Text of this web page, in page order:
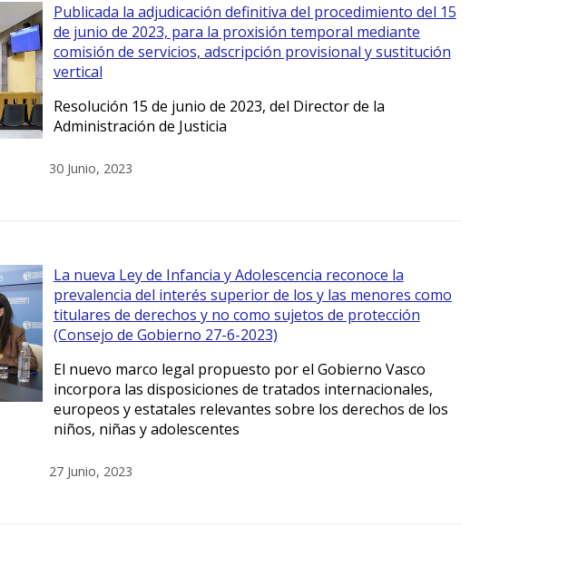
Publicada la adjudicación definitiva del procedimiento del 15
de junio de 2023, para la proxisión temporal mediante
comisión de servicios, adscripción provisional y sustitución
vertical
Resolución 15 de junio de 2023, del Director de la
Administración de Justicia
30 Junio, 2023
La nueva Ley de Infancia y Adolescencia reconoce la
prevalencia del interés superior de los y las menores como
titulares de derechos y no como sujetos de protección
(Consejo de Gobierno 27-6-2023)
El nuevo marco legal propuesto por el Gobierno Vasco
incorpora las disposiciones de tratados internacionales,
europeos y estatales relevantes sobre los derechos de los
niños, niñas y adolescentes
27 Junio, 2023